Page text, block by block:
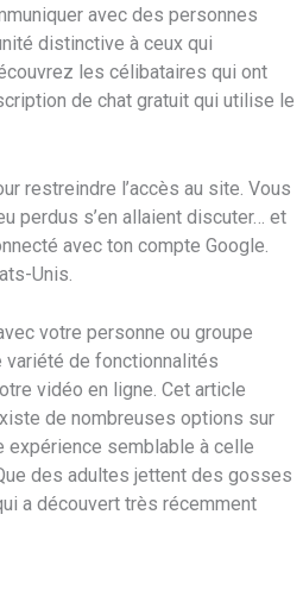
avec des personnes
distinctive à ceux qui
les célibataires qui ont
de chat gratuit qui utilise le
restreindre l’accès au site. Vous
perdus s’en allaient discuter… et
avec ton compte Google.
Unis.
votre personne ou groupe
variété de fonctionnalités
vidéo en ligne. Cet article
de nombreuses options sur
expérience semblable à celle
des adultes jettent des gosses
a découvert très récemment